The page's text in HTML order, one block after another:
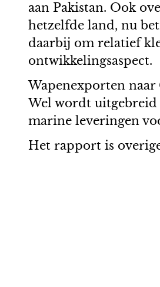
aan Pakistan. Ook
hetzelfde land, nu
daarbij om relatief
ontwikkelingsaspect.
Wapenexporten
Wel wordt uitgebreid
marine leveringen
Het rapport is